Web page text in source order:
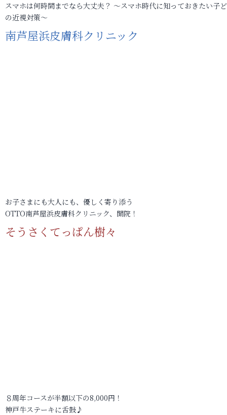
スマホは何時間までなら大丈夫？ ～スマホ時代に知っておきたい子
の近視対策～
南芦屋浜皮膚科クリニック
お子さまにも大人にも、優しく寄り添う
OTTO南芦屋浜皮膚科クリニック、開院！
そうさくてっぱん樹々
８周年コースが半額以下の8,000円！
神戸牛ステーキに舌鼓♪